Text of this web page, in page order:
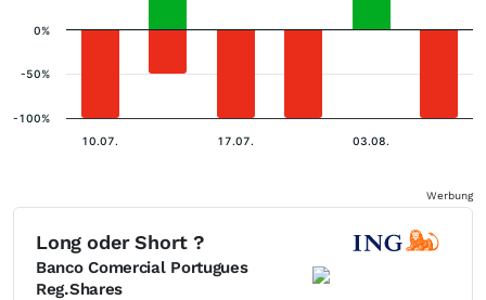
10.07. 17.07. 03.08.
-100%
-50%
0%
Werbung
Long oder Short ?
Banco Comercial Portugues
Reg.Shares